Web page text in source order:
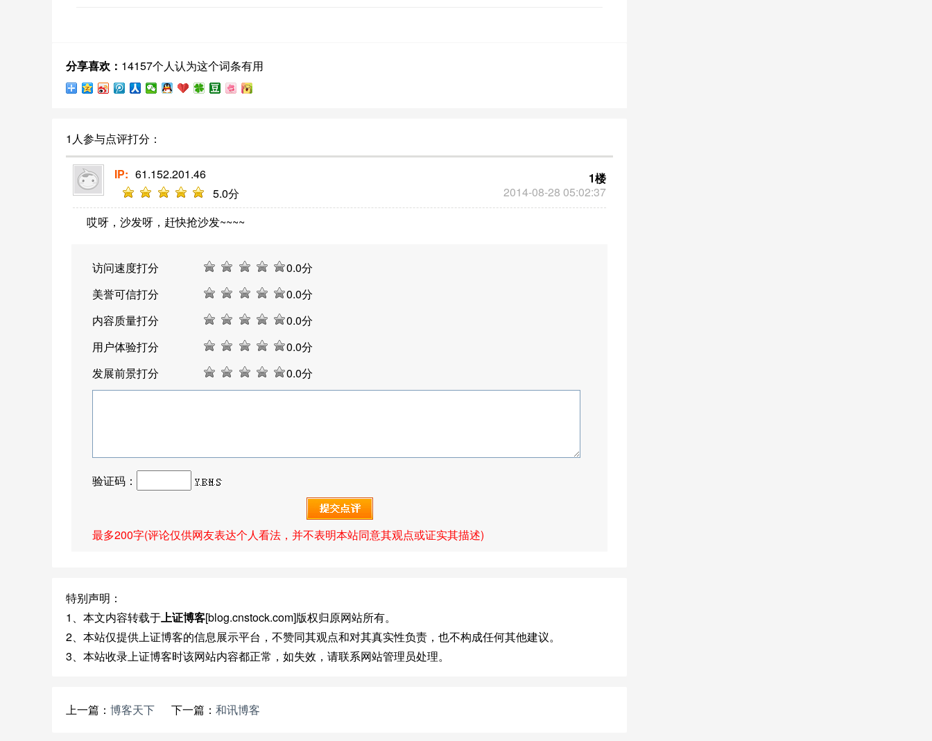
风采。
分享喜欢： 14157个人认为这个词条有用
1人参与点评打分：
2014-08-28 05:02:37
1楼
IP: 61.152.201.46
5.0分
哎呀，沙发呀，赶快抢沙发~~~~
访问速度打分 0.0分
美誉可信打分
0.0分
内容质量打分
0.0分
用户体验打分
0.0分
发展前景打分
0.0分
验证码：
最多200字(评论仅供网友表达个人看法，并不表明本站同意其观点或证实其描述)
特别声明：
1、本文内容转载于上证博客[blog.cnstock.com]版权归原网站所有。
2、本站仅提供上证博客的信息展示平台，不赞同其观点和对其真实性负责，也不构成任何其他建议。
3、本站收录上证博客时该网站内容都正常，如失效，请联系网站管理员处理。
上一篇： 博客天下 下一篇： 和讯博客